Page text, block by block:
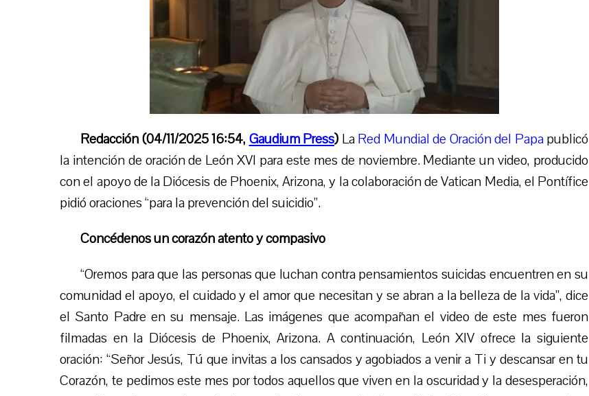
Redacción (04/11/2025 16:54, Gaudium Press) LaRed Mundial de Oración del Papapublicó
la intención de oración de León XVI para este mes de noviembre. Mediante un video, producido
con el apoyo de la Diócesis de Phoenix, Arizona, y la colaboración de Vatican Media, el Pontífice
pidió oraciones “para la prevención del suicidio”.
Concédenos un corazón atento y compasivo
“Oremos para que las personas que luchan contra pensamientos suicidas encuentren en su
comunidad el apoyo, el cuidado y el amor que necesitan y se abran a la belleza de la vida”, dice
el Santo Padre en su mensaje. Las imágenes que acompañan el video de este mes fueron
filmadas en la Diócesis de Phoenix, Arizona. A continuación, León XIV ofrece la siguiente
oración: “Señor Jesús, Tú que invitas a los cansados ​​y agobiados a venir a Ti y descansar en tu
Corazón, te pedimos este mes por todos aquellos que viven en la oscuridad y la desesperación,